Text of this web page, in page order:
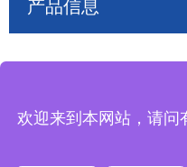
产品信息
欢迎来到本网站，请问